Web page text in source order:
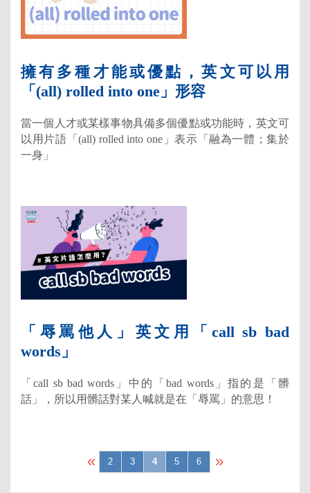
擁有多種才能或優點，英文可以用
「(all) rolled into one」形容
當一個人才或某樣事物具備多個優點或功能時，英文可
以用片語「(all) rolled into one」表示「融為一體；集於
一身」
「辱罵他人」英文用「call sb bad
words」
「call sb bad words」中的「bad words」指的是「髒
話」，所以用髒話對某人喊就是在「辱罵」的意思！
« 2 3 4 5 6 »